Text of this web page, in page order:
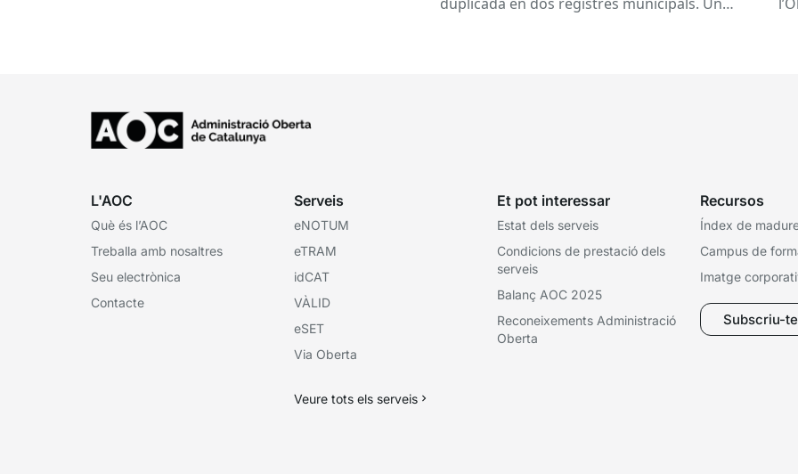
L'AOC
Què és l’AOC
Treballa amb nosaltres
Seu electrònica
Contacte
Serveis
eNOTUM
eTRAM
idCAT
VÀLID
eSET
Via Oberta
Veure tots els serveis
Et pot interessar
Estat dels serveis
Condicions de prestació dels
serveis
Balanç AOC 2025
Reconeixements Administració
Oberta
Recursos
Índex de
Campus de
Imatge
Subscriu-